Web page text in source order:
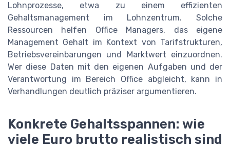
Lohnprozesse, etwa zu einem effizienten
Gehaltsmanagement im Lohnzentrum. Solche
Ressourcen helfen Office Managers, das eigene
Management Gehalt im Kontext von Tarifstrukturen,
Betriebsvereinbarungen und Marktwert einzuordnen.
Wer diese Daten mit den eigenen Aufgaben und der
Verantwortung im Bereich Office abgleicht, kann in
Verhandlungen deutlich präziser argumentieren.
Konkrete Gehaltsspannen: wie
viele Euro brutto realistisch sind